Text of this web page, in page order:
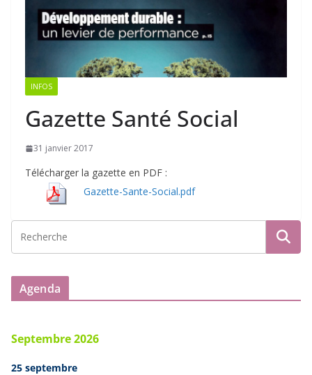
INFOS
Gazette Santé Social
31 janvier 2017
Télécharger la gazette en PDF :
Gazette-Sante-Social.pdf
Agenda
Septembre 2026
25 septembre